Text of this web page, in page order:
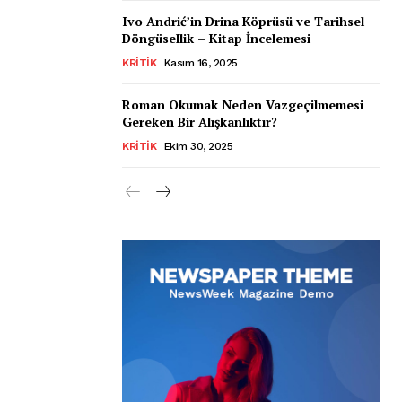
Ivo Andrić’in Drina Köprüsü ve Tarihsel
Döngüsellik – Kitap İncelemesi
KRITIK Kasım 16, 2025
Roman Okumak Neden Vazgeçilmemesi
Gereken Bir Alışkanlıktır?
KRITIK Ekim 30, 2025